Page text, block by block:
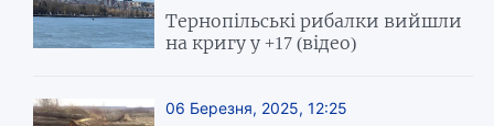
Тернопільські рибалки вийшли
на кригу у +17 (відео)
06 Березня, 2025, 12:25